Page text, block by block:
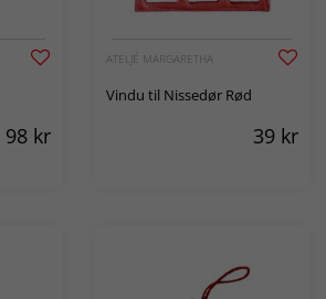
98 kr
ATELJÉ MARGARETHA
Vindu til Nissedør Rød
39 kr